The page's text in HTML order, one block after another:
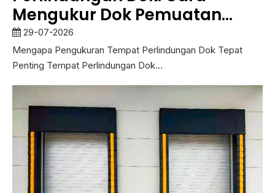
Mengukur Dok Pemuatan
Sebelum Pemasangan
29-07-2026
Mengapa Pengukuran Tempat Perlindungan Dok Tepat
Penting Tempat Perlindungan Dok...